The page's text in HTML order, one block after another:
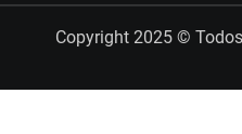
Copyright 2025 ©